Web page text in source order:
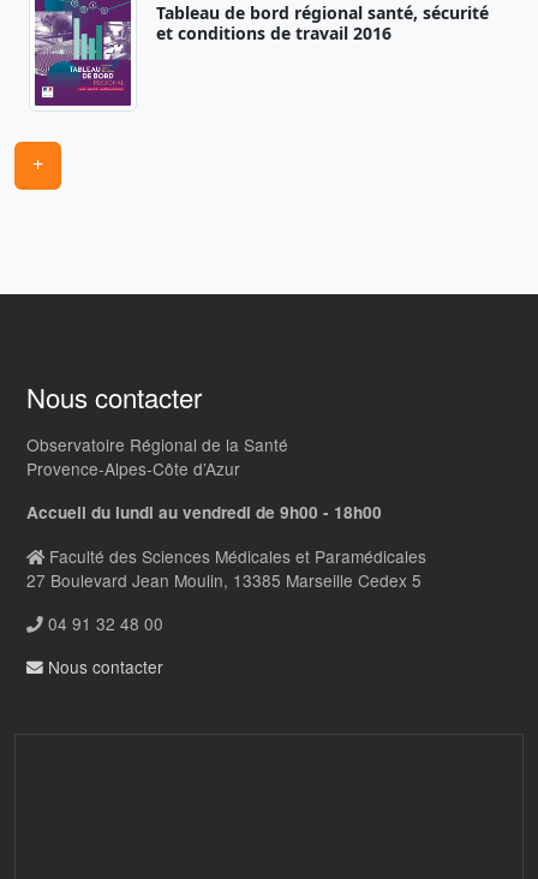
Tableau de bord régional santé, sécurité
et conditions de travail 2016
+
Nous contacter
Observatoire Régional de la Santé
Provence-Alpes-Côte d’Azur
Accueil du lundi au vendredi de 9h00 - 18h00
Faculté des Sciences Médicales et Paramédicales
27 Boulevard Jean Moulin, 13385 Marseille Cedex 5
04 91 32 48 00
Nous contacter